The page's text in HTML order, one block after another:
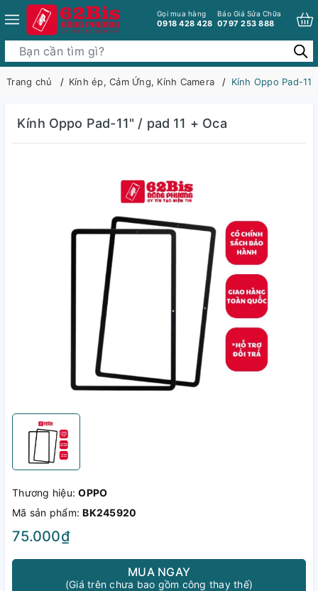
Gọi mua hàng
0918 428 428
Báo Giá Sửa Chữa
0797 253 888
Trang chủ Kính ép, Cảm Ứng, Kính Camera Kính Oppo Pad-
Kính Oppo Pad-11" / pad 11 + Oca
Thương hiệu:OPPO
Mã sản phẩm:BK245920
75.000₫
MUA NGAY
(Giá trên chưa bao gồm công thay thế)